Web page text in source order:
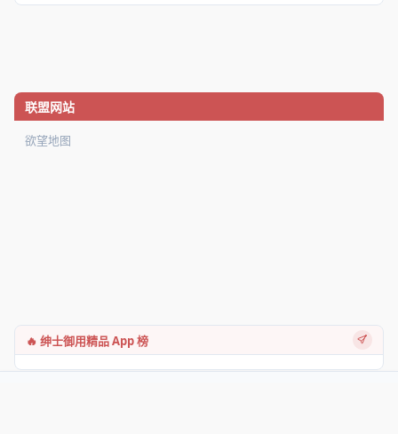
联盟网站
欲望地图
🔥 绅士御用精品 App 榜